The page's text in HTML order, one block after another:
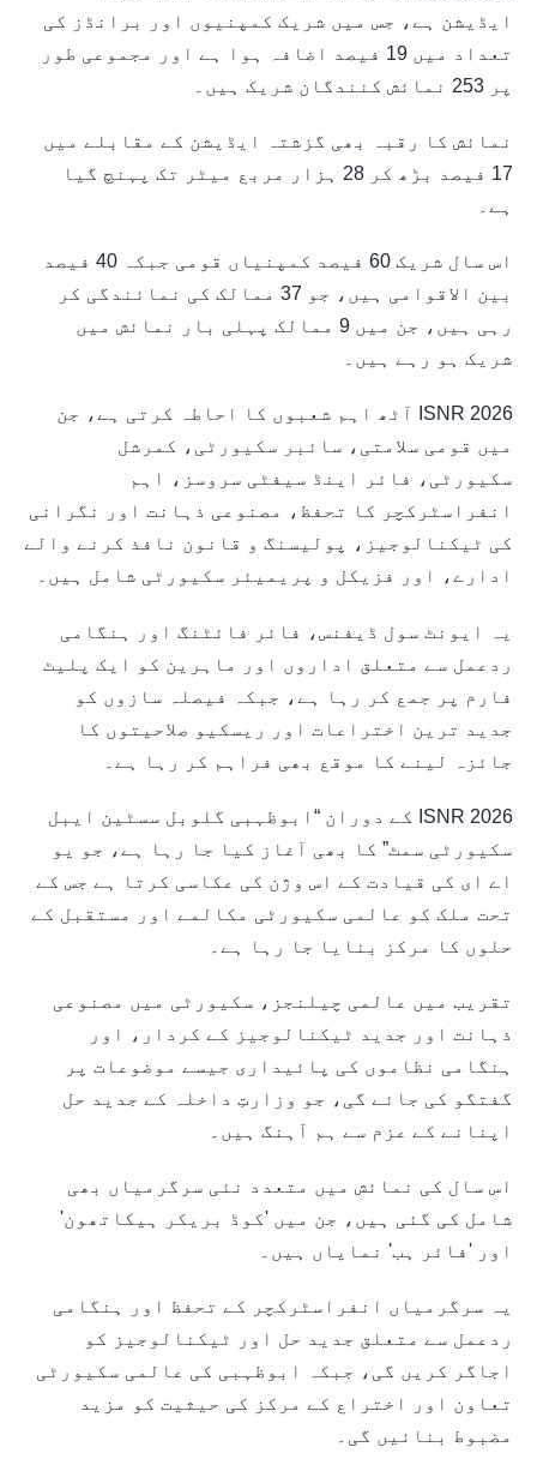
ایڈیشن ہے، جس میں شریک کمپنیوں اور برانڈز کی
تعداد میں 19 فیصد اضافہ ہوا ہے اور مجموعی طور
پر 253 نمائش کنندگان شریک ہیں۔
نمائش کا رقبہ بھی گزشتہ ایڈیشن کے مقابلے میں
17 فیصد بڑھ کر 28 ہزار مربع میٹر تک پہنچ گیا
ہے۔
اس سال شریک 60 فیصد کمپنیاں قومی جبکہ 40 فیصد
بین الاقوامی ہیں، جو 37 ممالک کی نمائندگی کر
رہی ہیں، جن میں 9 ممالک پہلی بار نمائش میں
شریک ہو رہے ہیں۔
ISNR 2026 آٹھ اہم شعبوں کا احاطہ کرتی ہے، جن
میں قومی سلامتی، سائبر سکیورٹی، کمرشل
سکیورٹی، فائر اینڈ سیفٹی سروسز، اہم
انفراسٹرکچر کا تحفظ، مصنوعی ذہانت اور نگرانی
کی ٹیکنالوجیز، پولیسنگ و قانون نافذ کرنے والے
ادارے، اور فزیکل و پریمیئر سکیورٹی شامل ہیں۔
یہ ایونٹ سول ڈیفنس، فائر فائٹنگ اور ہنگامی
ردعمل سے متعلق اداروں اور ماہرین کو ایک پلیٹ
فارم پر جمع کر رہا ہے، جبکہ فیصلہ سازوں کو
جدید ترین اختراعات اور ریسکیو صلاحیتوں کا
جائزہ لینے کا موقع بھی فراہم کر رہا ہے۔
ISNR 2026 کے دوران “ابوظہبی گلوبل سسٹین ایبل
سکیورٹی سمٹ” کا بھی آغاز کیا جا رہا ہے، جو یو
اے ای کی قیادت کے اس وژن کی عکاسی کرتا ہے جس کے
تحت ملک کو عالمی سکیورٹی مکالمے اور مستقبل کے
حلوں کا مرکز بنایا جا رہا ہے۔
تقریب میں عالمی چیلنجز، سکیورٹی میں مصنوعی
ذہانت اور جدید ٹیکنالوجیز کے کردار، اور
ہنگامی نظاموں کی پائیداری جیسے موضوعات پر
گفتگو کی جائے گی، جو وزارتِ داخلہ کے جدید حل
اپنانے کے عزم سے ہم آہنگ ہیں۔
اس سال کی نمائش میں متعدد نئی سرگرمیاں بھی
شامل کی گئی ہیں، جن میں 'کوڈ بریکر ہیکاتھون'
اور 'فائر ہب' نمایاں ہیں۔
یہ سرگرمیاں انفراسٹرکچر کے تحفظ اور ہنگامی
ردعمل سے متعلق جدید حل اور ٹیکنالوجیز کو
اجاگر کریں گی، جبکہ ابوظہبی کی عالمی سکیورٹی
تعاون اور اختراع کے مرکز کی حیثیت کو مزید
مضبوط بنائیں گی۔